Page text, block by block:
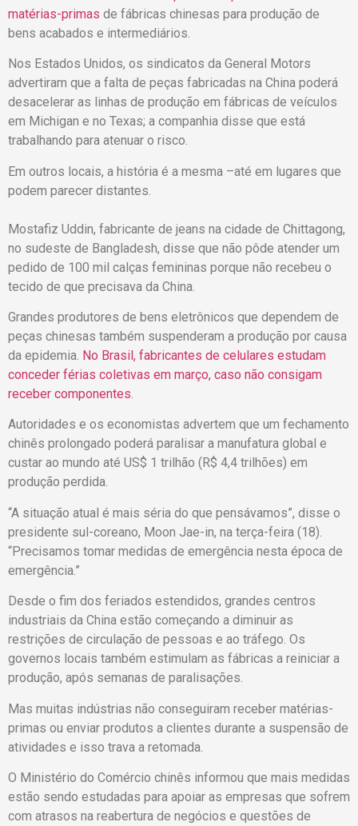
matérias-primas de fábricas chinesas para produção de
bens acabados e intermediários.
Nos Estados Unidos, os sindicatos da General Motors
advertiram que a falta de peças fabricadas na China poderá
desacelerar as linhas de produção em fábricas de veículos
em Michigan e no Texas; a companhia disse que está
trabalhando para atenuar o risco.
Em outros locais, a história é a mesma –até em lugares que
podem parecer distantes.
Mostafiz Uddin, fabricante de jeans na cidade de Chittagong,
no sudeste de Bangladesh, disse que não pôde atender um
pedido de 100 mil calças femininas porque não recebeu o
tecido de que precisava da China.
Grandes produtores de bens eletrônicos que dependem de
peças chinesas também suspenderam a produção por causa
da epidemia. No Brasil, fabricantes de celulares estudam
conceder férias coletivas em março, caso não consigam
receber componentes.
Autoridades e os economistas advertem que um fechamento
chinês prolongado poderá paralisar a manufatura global e
custar ao mundo até US$ 1 trilhão (R$ 4,4 trilhões) em
produção perdida.
“A situação atual é mais séria do que pensávamos”, disse o
presidente sul-coreano, Moon Jae-in, na terça-feira (18).
“Precisamos tomar medidas de emergência nesta época de
emergência.”
Desde o fim dos feriados estendidos, grandes centros
industriais da China estão começando a diminuir as
restrições de circulação de pessoas e ao tráfego. Os
governos locais também estimulam as fábricas a reiniciar a
produção, após semanas de paralisações.
Mas muitas indústrias não conseguiram receber matérias-
primas ou enviar produtos a clientes durante a suspensão de
atividades e isso trava a retomada.
O Ministério do Comércio chinês informou que mais medidas
estão sendo estudadas para apoiar as empresas que sofrem
com atrasos na reabertura de negócios e questões de